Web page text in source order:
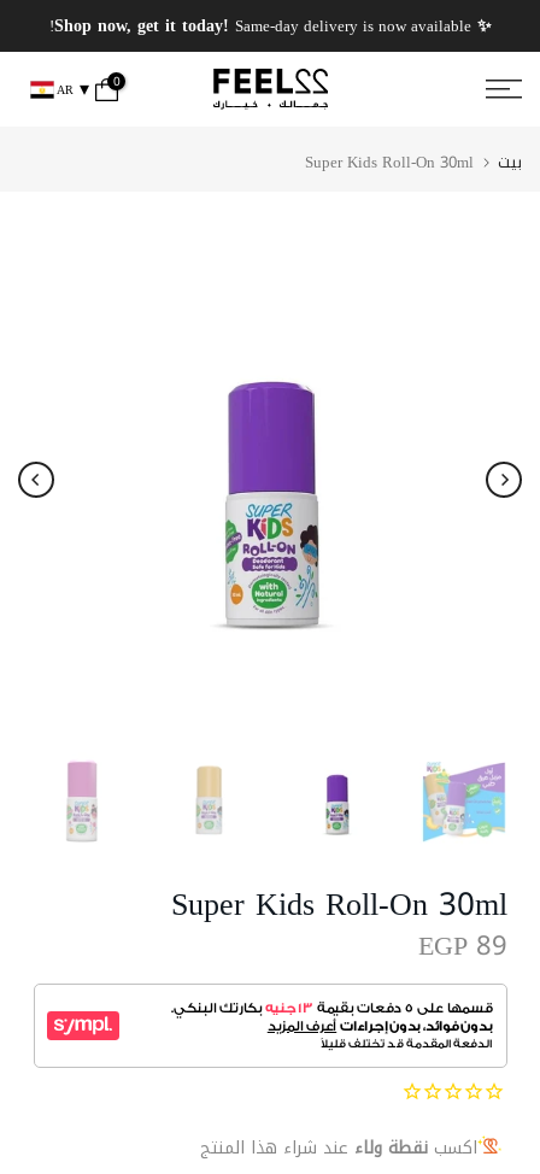
انتقل
إلى
المحتوى
✨ Shop now, get it today!
Same-day delivery is now available!
0
AR
بيت Super Kids Roll-On 30ml
Super Kids Roll-On 30ml
EGP 89
اكسبنقطة ولاء عند شراء هذا المنتج